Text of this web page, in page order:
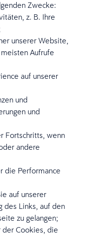
Zwecke:
z. B. Ihre
unserer Website,
Aufrufe
auf unserer
und
und
Fortschritts, wenn
andere
die Performance
auf unserer
des Links, auf den
zu gelangen;
der Cookies, die